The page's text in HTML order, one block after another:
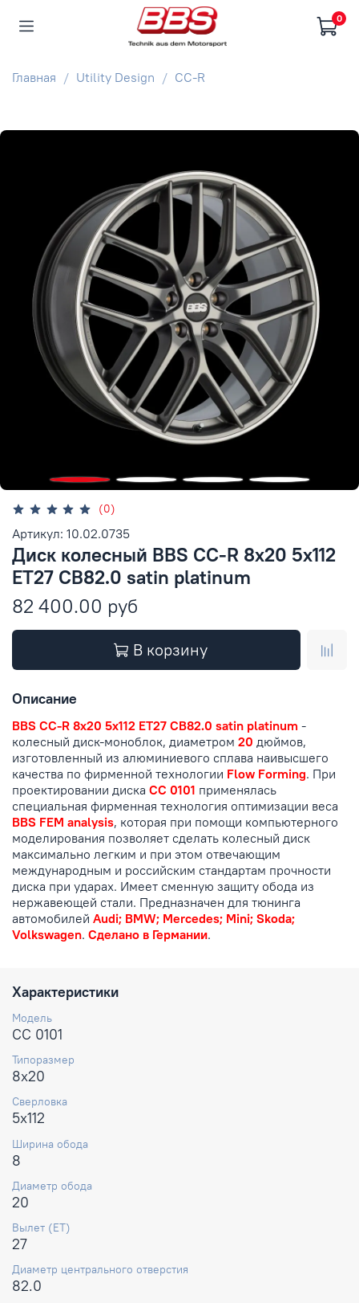
0
Главная Utility Design CC-R
(0)
Артикул: 10.02.0735
Диск колесный BBS CC-R 8x20 5x112
ET27 CB82.0 satin platinum
82 400.00 руб
В корзину
Описание
BBS CC-R 8x20 5x112 ET27 CB82.0 satin platinum -
колесный диск-моноблок, диаметром 20 дюймов,
изготовленный из алюминиевого сплава наивысшего
качества по фирменной технологии Flow Forming. При
проектировании диска CC 0101 применялась
специальная фирменная технология оптимизации веса
BBS FEM analysis, которая при помощи компьютерного
моделирования позволяет сделать колесный диск
максимально легким и при этом отвечающим
международным и российским стандартам прочности
диска при ударах. Имеет сменную защиту обода из
нержавеющей стали. Предназначен для тюнинга
автомобилей Audi; BMW; Mercedes; Mini; Skoda;
Volkswagen. Сделано в Германии.
Характеристики
Модель
CC 0101
Типоразмер
8x20
Сверловка
5x112
Ширина обода
8
Диаметр обода
20
Вылет (ET)
27
Диаметр центрального отверстия
82.0